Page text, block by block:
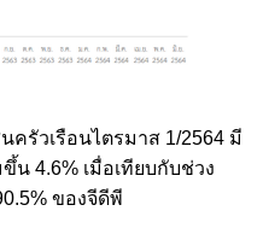
รัวเรือนไตรมาส 1/2564 มี
น 4.6% เมื่อเทียบกับช่วง
ของจีดีพี